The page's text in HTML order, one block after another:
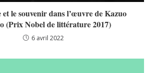
le souvenir dans l’œuvre de Kazuo
(Prix Nobel de littérature 2017)
6 avril 2022